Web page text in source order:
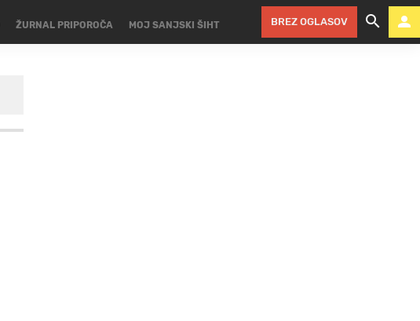
ŽURNAL PRIPOROČA MOJ SANJSKI ŠIHT BREZ OGLASOV